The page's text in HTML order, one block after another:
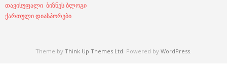
თავისუფალი ბიზნეს ბლოგი
ქართული დიასპორები
Theme by Think Up Themes Ltd . Powered by WordPress